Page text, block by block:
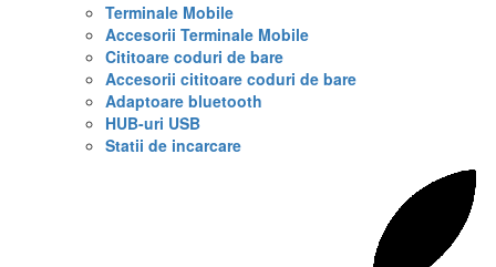
Terminale Mobile
Accesorii Terminale Mobile
Cititoare coduri de bare
Accesorii cititoare coduri de bare
Adaptoare bluetooth
HUB-uri USB
Statii de incarcare